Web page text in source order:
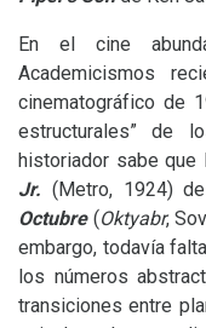
En el cine
Academicismos
cinematográfico de
estructurales” de
historiador sabe
Jr. (Metro, 1924)
Octubre(Oktyabr,
embargo, todavía
los números
transiciones entre